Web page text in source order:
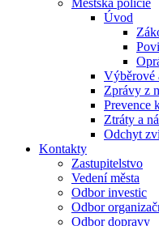
Městská policie
Úvod
Výběrové
Zprávy z
Prevence
Ztráty a
Odchyt
Kontakty
Zastupitelstvo
Vedení města
Odbor investic
Odbor
Odbor dopravy